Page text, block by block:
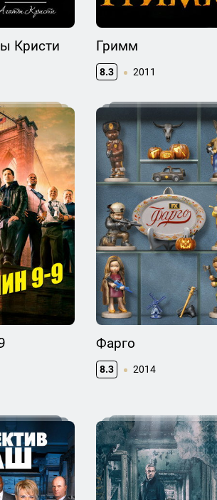
Кристи Гримм
8.3 2011
Фарго
8.3 2014